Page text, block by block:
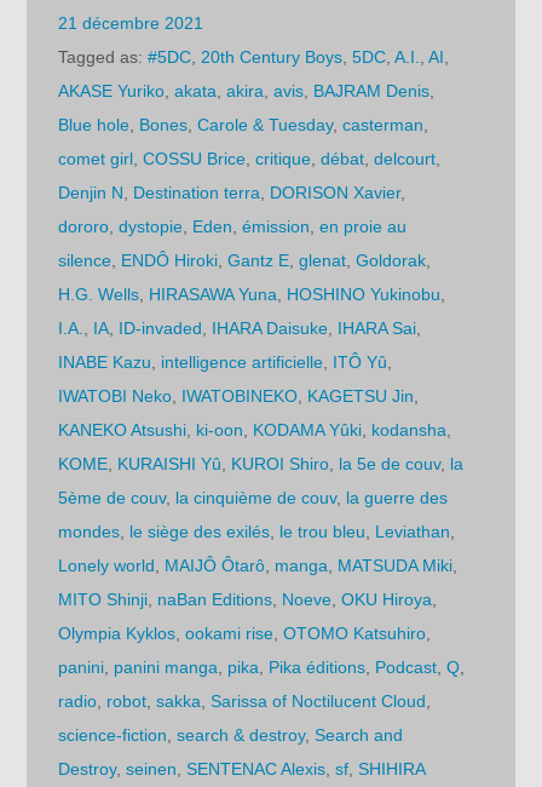
21 décembre 2021
Tagged as:#5DC 20th Century Boys ,5DC ,A.I. ,AI
AKASE Yuriko ,akata ,akira ,avis BAJRAM Denis
Blue hole Bones ,Carole & Tuesday,casterman
comet girl ,COSSU Brice ,critique ,débat ,delcourt
Denjin N
Destination terra DORISON Xavier,
dororo ,dystopie Eden ,émission ,en proie au
silence ENDÔ Hiroki ,Gantz E ,glenat ,Goldorak
H.G. Wells HIRASAWA Yuna HOSHINO Yukinobu
I.A.
IA ID-invaded IHARA Daisuke IHARA Sai
INABE Kazu
intelligence artificielle ITÔ Yû
IWATOBI Neko IWATOBINEKO KAGETSU Jin
KANEKO Atsushi ki-oon KODAMA Yûki kodansha
KOME KURAISHI Yû KUROI Shiro la 5e de couv, la
5ème de couv, la cinquième de couv, la guerre des
mondes le siège des exilés le trou bleu Leviathan
Lonely world
MAIJÔ Ôtarô manga MATSUDA Miki
MITO Shinji naBan Editions Noeve ,OKU Hiroya
Olympia Kyklos ,ookami rise ,OTOMO Katsuhiro
panini panini manga pika Pika éditions Podcast ,Q
radio robot ,sakka ,Sarissa of Noctilucent Cloud
science-fiction ,search & destroy,Search and
Destroy,seinen ,SENTENAC Alexis ,sf ,SHIHIRA